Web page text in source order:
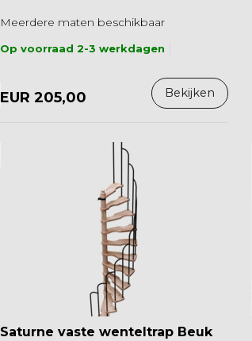
Meerdere maten beschikbaar
Op voorraad 2-3 werkdagen
EUR 205,00 Bekijken
Saturne vaste wenteltrap Beuk